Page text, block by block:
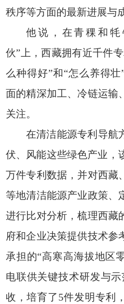
秩序等方面的最新进展与
他说，在青稞和
伙”上，西藏拥有近千件
么种得好”和“怎么养得
面的精深加工、冷链运输
关注。
在清洁能源专利导航
伏、风能这些绿色产业，
万件专利数据，并对西藏
等地清洁能源产业政策、
进行比对分析，梳理西藏
府和企业决策提供技术参
承担的“高寒高海拔地区
电联供关键技术研发与
收，培育了5件发明专利